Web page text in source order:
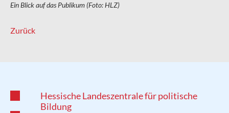
​Ein Blick auf das Publikum (Foto: HLZ)
Zurück
Hessische Landeszentrale für politische
Bildung